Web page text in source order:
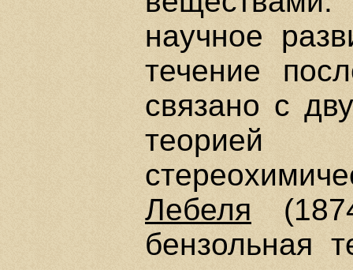
научное
течение
связано с
Лебеля
бензольная